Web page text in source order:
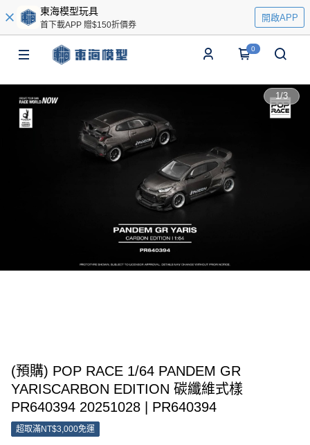
東海模型玩具
首下載APP 贈$150折價券
開啟APP
0
1/3
(預購) POP RACE 1/64 PANDEM GR
YARISCARBON EDITION 碳纖維式樣
PR640394 20251028 | PR640394
超取滿NT$3,000免運